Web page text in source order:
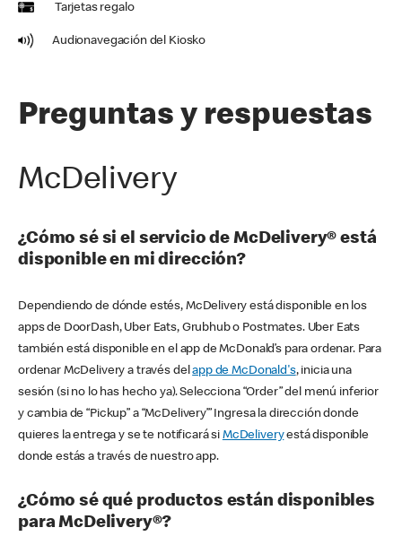
Tarjetas regalo
Audionavegación del Kiosko
Preguntas y respuestas
McDelivery
¿Cómo sé si el servicio de McDelivery® está
disponible en mi dirección?
Dependiendo de dónde estés, McDelivery está disponible en los
apps de DoorDash, Uber Eats, Grubhub o Postmates. Uber Eats
también está disponible en el app de McDonald’s para ordenar. Para
ordenar McDelivery a través delapp de McDonald's, inicia una
sesión (si no lo has hecho ya). Selecciona “Order” del menú inferior
y cambia de “Pickup” a “McDelivery’” Ingresa la dirección donde
quieres la entrega y se te notificará si McDeliveryestá disponible
donde estás a través de nuestro app.
¿Cómo sé qué productos están disponibles
para McDelivery®?